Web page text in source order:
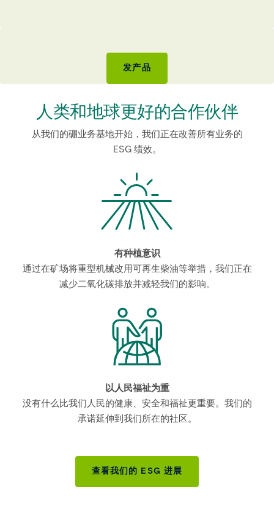
发产品
人类和地球更好的合作伙伴
从我们的硼业务基地开始，我们正在改善所有业务的
ESG 绩效。
有种植意识
通过在矿场将重型机械改用可再生柴油等举措，我们正在
减少二氧化碳排放并减轻我们的影响。
以人民福祉为重
没有什么比我们人民的健康、安全和福祉更重要。我们的
承诺延伸到我们所在的社区。
查看我们的 ESG 进展